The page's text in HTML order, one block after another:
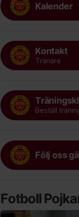
Kalender
Kontakt
Tränare
Beställ
Följ oss
Fotboll